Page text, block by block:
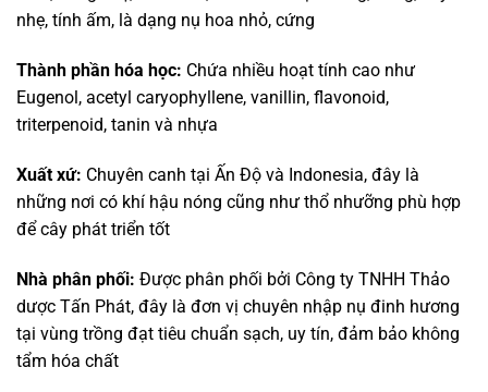
nhẹ, tính ấm, là dạng nụ hoa nhỏ, cứng
Thành phần hóa học: Chứa nhiều hoạt tính cao như
Eugenol, acetyl caryophyllene, vanillin, flavonoid,
triterpenoid, tanin và nhựa
Xuất xứ: Chuyên canh tại Ấn Độ và Indonesia, đây là
những nơi có khí hậu nóng cũng như thổ nhưỡng phù hợp
để cây phát triển tốt
Nhà phân phối: Được phân phối bởi Công ty TNHH Thảo
dược Tấn Phát, đây là đơn vị chuyên nhập nụ đinh hương
tại vùng trồng đạt tiêu chuẩn sạch, uy tín, đảm bảo không
tẩm hóa chất